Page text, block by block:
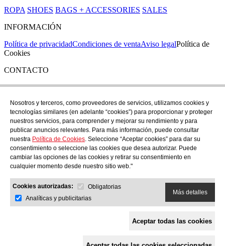
ROPA SHOES BAGS + ACCESSORIES SALES
INFORMACIÓN
Política de privacidadCondiciones de ventaAviso legalPolítica de
Cookies
CONTACTO
Si tienes cualquier duda puedes contactar con nosotros en nuestra
TEL: +34 972 21 30 04
EMAIL: despiral@despiral.com
SÍGUENOS EN
Instagram
Financiado por la Unión Europea -
NextGeneration EU
Nosotros y terceros, como proveedores de servicios, utilizamos cookies y
tecnologías similares (en adelante “cookies”) para proporcionar y proteger
nuestros servicios, para comprender y mejorar su rendimiento y para
publicar anuncios relevantes. Para más información, puede consultar
nuestra Política de Cookies. Seleccione “Aceptar cookies” para dar su
consentimiento o seleccione las cookies que desea autorizar. Puede
cambiar las opciones de las cookies y retirar su consentimiento en
cualquier momento desde nuestro sitio web."
Cookies autorizadas:
Obligatorias
Analíticas y publicitarias
Más detalles
Aceptar todas las cookies